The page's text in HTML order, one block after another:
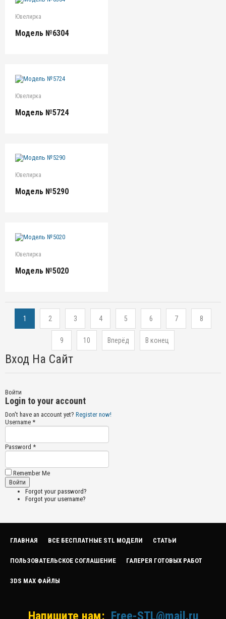
Ювелирка
Модель №6304
Ювелирка
Модель №5724
Ювелирка
Модель №5290
Ювелирка
Модель №5020
1 2 3 4 5 6 7 8
9 10 Вперёд В конец
Вход На Сайт
Войти
Login to your account
Don't have an account yet? Register now!
Username *
Password *
Remember Me
Forgot your password?
Forgot your username?
ГЛАВНАЯ ВСЕ БЕСПЛАТНЫЕ STL МОДЕЛИ СТАТЬИ
ПОЛЬЗОВАТЕЛЬСКОЕ СОГЛАШЕНИЕ ГАЛЕРЕЯ ГОТОВЫХ РАБОТ
3DS MAX ФАЙЛЫ
Напишите нам: Free-STL@mail.ru